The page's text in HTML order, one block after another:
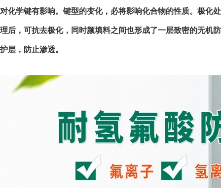
对化学键有影响。键型的变化，必将影响化合物的性质。极化处
理后，可抗去极化，同时颜填料之间也形成了一层致密的无机防
护层，防止渗透。